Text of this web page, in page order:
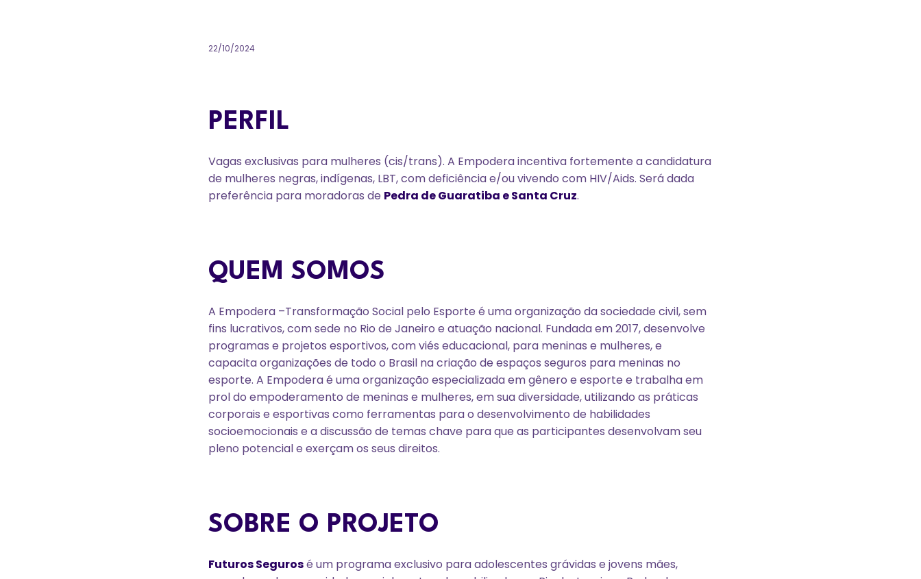
22/10/2024
PERFIL
Vagas exclusivas para mulheres (cis/trans). A Empodera incentiva fortemente a candidatura
de mulheres negras, indígenas, LBT, com deficiência e/ou vivendo com HIV/Aids. Será dada
preferência para moradoras de Pedra de Guaratiba e Santa Cruz.
QUEM SOMOS
A Empodera –Transformação Social pelo Esporte é uma organização da sociedade civil, sem
fins lucrativos, com sede no Rio de Janeiro e atuação nacional. Fundada em 2017, desenvolve
programas e projetos esportivos, com viés educacional, para meninas e mulheres, e
capacita organizações de todo o Brasil na criação de espaços seguros para meninas no
esporte. A Empodera é uma organização especializada em gênero e esporte e trabalha em
prol do empoderamento de meninas e mulheres, em sua diversidade, utilizando as práticas
corporais e esportivas como ferramentas para o desenvolvimento de habilidades
socioemocionais e a discussão de temas chave para que as participantes desenvolvam seu
pleno potencial e exerçam os seus direitos.
SOBRE O PROJETO
Futuros Segurosé um programa exclusivo para adolescentes grávidas e jovens mães,